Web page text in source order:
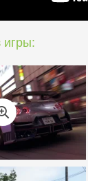
игры: